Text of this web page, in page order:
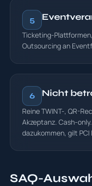
5
Ticketing-
Outsourcing an
6 Nicht
Reine TWINT-, QR-
Akzeptanz. Cash-
dazukommen, gilt PCI
SAQ-